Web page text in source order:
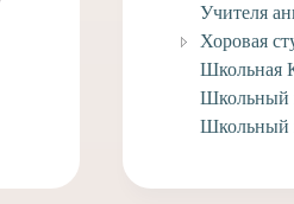
Поздравляем выпускников
нашей школы Федора
Лаврухина и Елизавету
Спасскую с совершившимся
Таинством Венчания!
Учителя
Хоровая
Школьная
Школьный
Школьный